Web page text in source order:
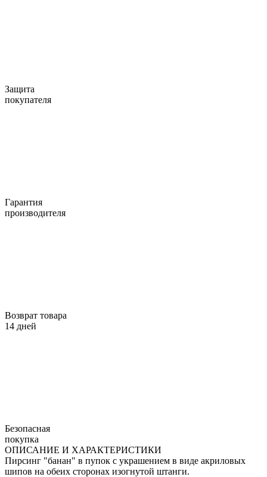
Защита
покупателя
Гарантия
производителя
Возврат товара
14 дней
Безопасная
покупка
ОПИСАНИЕ И ХАРАКТЕРИСТИКИ
Пирсинг "банан" в пупок с украшением в виде акриловых
шипов на обеих сторонах изогнутой штанги.